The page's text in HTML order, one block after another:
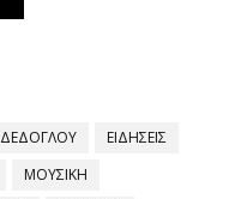
ΔΕΔΟΓΛΟΥ
ΕΙΔΗΣΕΙΣ
ΜΟΥΣΙΚΗ